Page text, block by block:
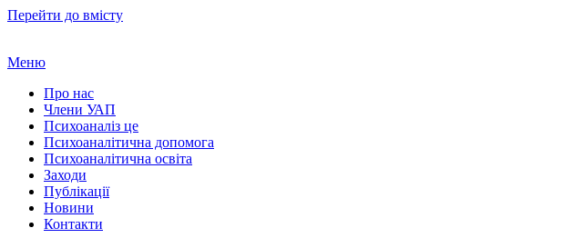
Перейти до вмісту
Меню
Про нас
Члени УАП
Психоаналіз це
Психоаналітична допомога
Психоаналітична освіта
Заходи
Публікації
Новини
Контакти